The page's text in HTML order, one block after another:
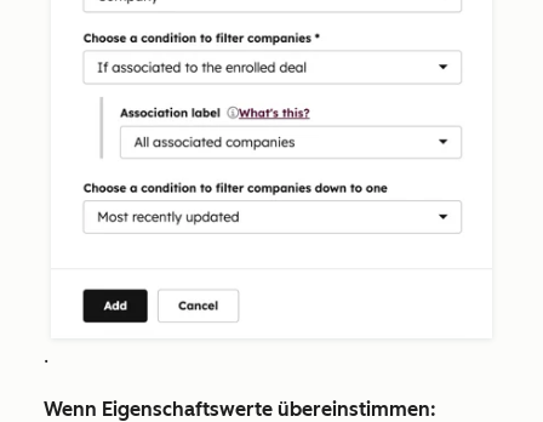
.
Wenn Eigenschaftswerte übereinstimmen: